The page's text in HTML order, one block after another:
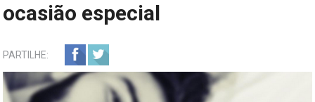
ocasião especial
PARTILHE: